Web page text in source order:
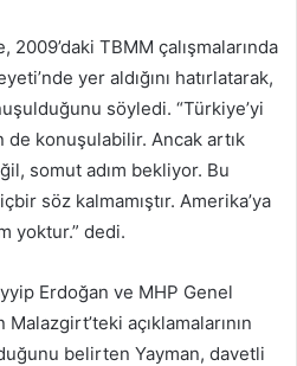
2009’daki TBMM çalışmalarında
yer aldığını hatırlatarak,
söyledi. “Türkiye’yi
konuşulabilir. Ancak artık
somut adım bekliyor. Bu
söz kalmamıştır. Amerika’ya
yoktur.” dedi.
Erdoğan ve MHP Genel
açıklamalarının
belirten Yayman, davetli